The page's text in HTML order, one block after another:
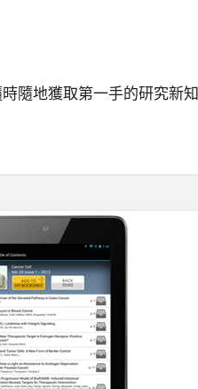
隨地獲取第一手的研究新知